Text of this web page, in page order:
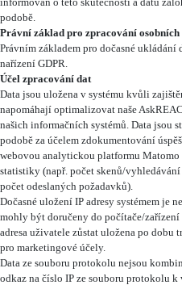
informován o této skutečnosti a datu
podobě.
Právní základ pro zpracování osobních
Právním základem pro dočasné
nařízení GDPR.
Účel zpracování dat
Data jsou uložena v systému kvůli
napomáhají optimalizovat naše
našich informačních systémů. Data jsou
podobě za účelem zdokumentování
webovou analytickou platformu Matomo
statistiky (např. počet skenů/
počet odeslaných požadavků).
Dočasné uložení IP adresy systémem je
mohly být doručeny do počítače/
adresa uživatele zůstat uložena po dobu
pro marketingové účely.
Data ze souboru protokolu nejsou
odkaz na číslo IP ze souboru protokolu